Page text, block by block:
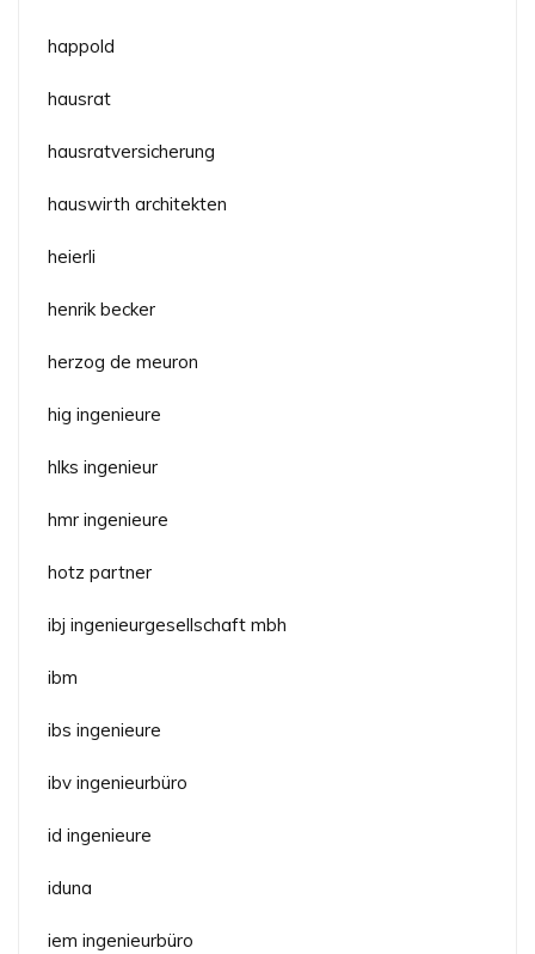
happold
hausrat
hausratversicherung
hauswirth architekten
heierli
henrik becker
herzog de meuron
hig ingenieure
hlks ingenieur
hmr ingenieure
hotz partner
ibj ingenieurgesellschaft mbh
ibm
ibs ingenieure
ibv ingenieurbüro
id ingenieure
iduna
iem ingenieurbüro